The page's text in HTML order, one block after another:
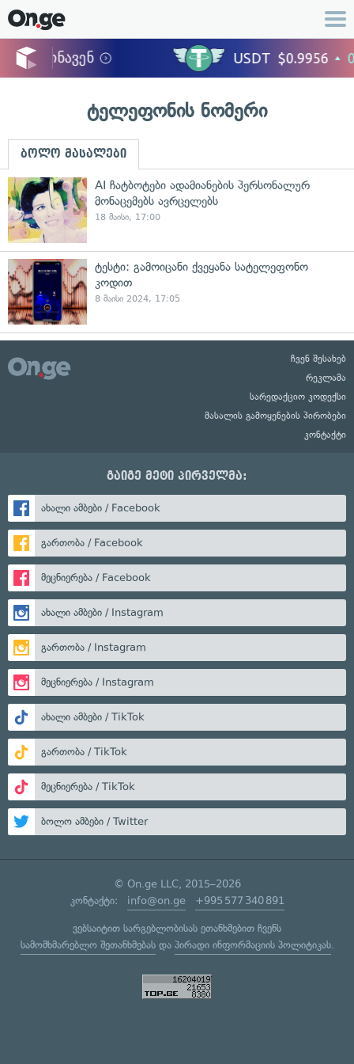
ტელეფონის ნომერი
ბოლო მასალები
AI ჩატბოტები ადამიანების პერსონალურ
მონაცემებს ავრცელებს
18 მაისი, 17:00
ტესტი: გამოიცანი ქვეყანა სატელეფონო
კოდით
8 მაისი 2024, 17:05
ჩვენ შესახებ
რეკლამა
სარედაქციო კოდექსი
მასალის გამოყენების პირობები
კონტაქტი
გაიგე მეტი პირველმა:
ახალი ამბები / Facebook
გართობა / Facebook
მეცნიერება / Facebook
ახალი ამბები / Instagram
გართობა / Instagram
მეცნიერება / Instagram
ახალი ამბები / TikTok
გართობა / TikTok
მეცნიერება / TikTok
ბოლო ამბები / Twitter
© On.ge LLC, 2015–2026
კონტაქტი: info@on.ge +995 577 340 891
ვებსაიტით სარგებლობისას ეთანხმებით ჩვენს
სამომხმარებლო შეთანხმებასდა პირადი ინფორმაციის პოლიტიკას.